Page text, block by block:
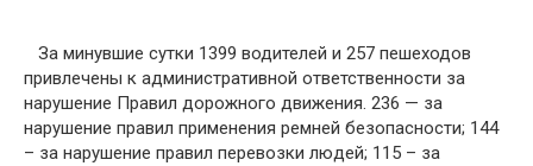
За минувшие сутки 1399 водителей и 257 пешеходов
привлечены к административной ответственности за
нарушение Правил дорожного движения. 236 — за
нарушение правил применения ремней безопасности; 144
– за нарушение правил перевозки людей; 115 – за